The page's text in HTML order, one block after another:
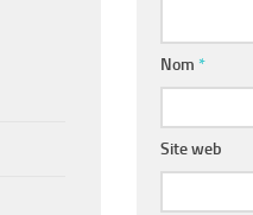
Nom *
Site web